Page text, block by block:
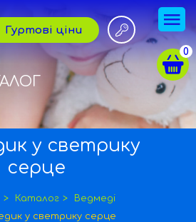
Гуртові ціни
0
у светрику
серце
Каталог
Ведмеді
у светрику серце